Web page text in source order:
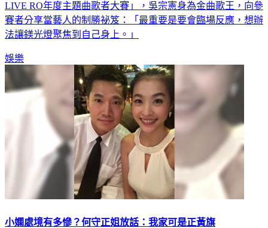
LIVE RO年度主題曲歌者大賽」，吳宗憲身為金曲歌王，向參
賽者分享當藝人的制勝祕笈：「最重要是要會臨場反應，想辦
法讓鎂光燈聚焦到自己身上。」
娛樂
小嫻處境有多慘？何守正姐放話：我家可是正黃旗